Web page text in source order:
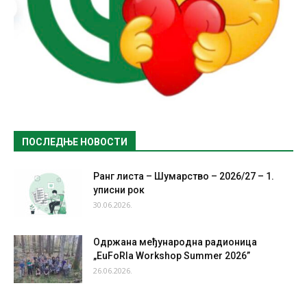
ПОСЛЕДЊЕ НОВОСТИ
Ранг листа – Шумарство – 2026/27 – 1.
уписни рок
30.06.2026.
Одржана међународна радионица
„EuFoRIa Workshop Summer 2026”
26.06.2026.